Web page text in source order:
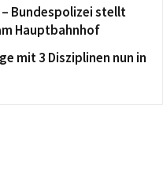
Bundespolizei stellt
Hauptbahnhof
mit 3 Disziplinen nun in